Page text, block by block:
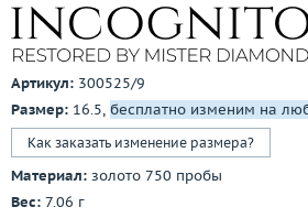
Заказать звонок
Артикул: 300525/9
Размер: 16.5, бесплатно изменим на
Как заказать изменение размера?
Материал: золото 750 пробы
Вес: 7.06 г